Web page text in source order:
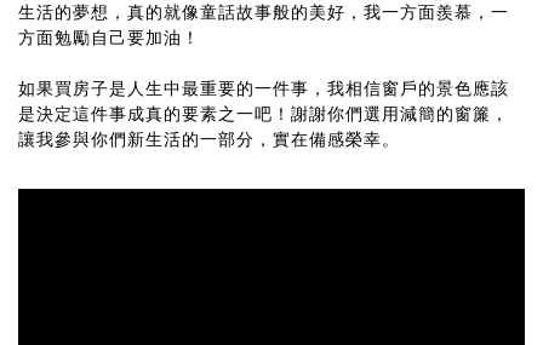
生活的夢想，真的就像童話故事般的美好，我一方面羨慕，一
方面勉勵自己要加油！
如果買房子是人生中最重要的一件事，我相信窗戶的景色應該
是決定這件事成真的要素之一吧！謝謝你們選用減簡的窗簾，
讓我參與你們新生活的一部分，實在備感榮幸。